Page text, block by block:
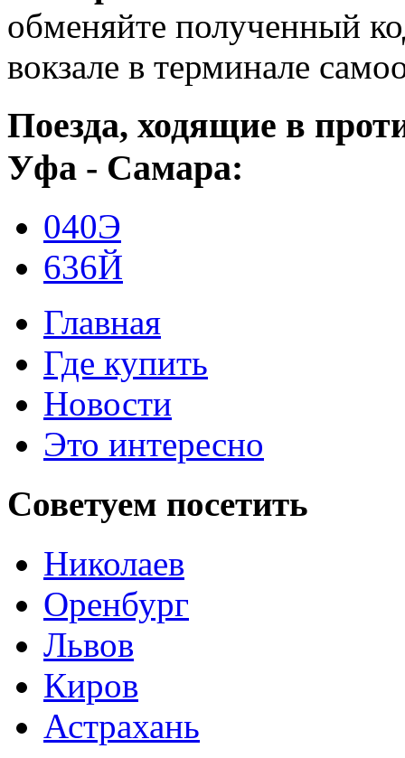
обменяйте полученный
вокзале в терминале
Поезда, ходящие в
Уфа - Самара:
040Э
636Й
Главная
Где купить
Новости
Это интересно
Советуем посетить
Николаев
Оренбург
Львов
Киров
Астрахань